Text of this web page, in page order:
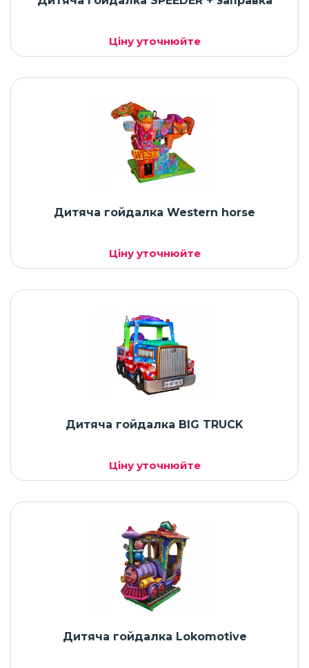
Ціну уточнюйте
Дитяча гойдалка Western horse
Ціну уточнюйте
Дитяча гойдалка BIG TRUCK
Ціну уточнюйте
Дитяча гойдалка Lokomotive